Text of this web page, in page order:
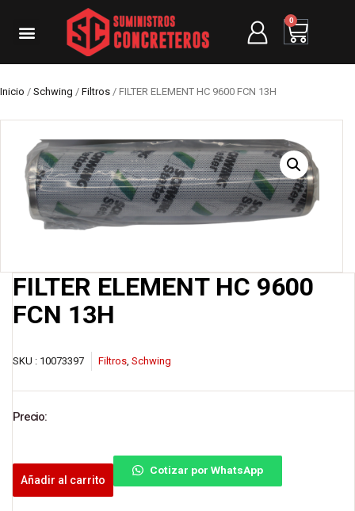
0
Inicio / Schwing / Filtros / FILTER ELEMENT HC 9600 FCN 13H
FILTER ELEMENT HC 9600
FCN 13H
SKU : 10073397 Filtros Schwing
Precio:
Añadir al carrito
Cotizar por WhatsApp